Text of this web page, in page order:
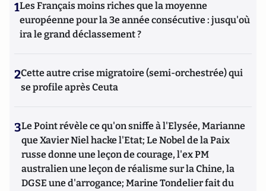
1Les Français moins riches que la moyenne
européenne pour la 3e année consécutive : jusqu'où
ira le grand déclassement ?
2Cette autre crise migratoire (semi-orchestrée) qui
se profile après Ceuta
3Le Point révèle ce qu'on sniffe à l'Elysée, Marianne
que Xavier Niel hacke l'Etat; Le Nobel de la Paix
russe donne une leçon de courage, l'ex PM
australien une leçon de réalisme sur la Chine, la
DGSE une d'arrogance; Marine Tondelier fait du